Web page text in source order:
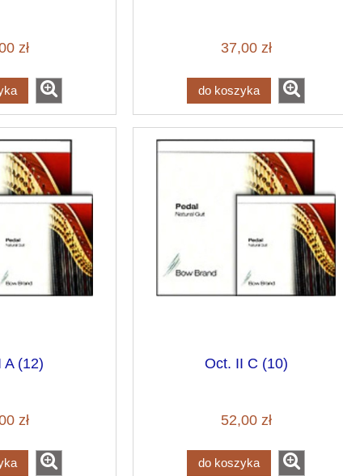
zł 37,00 zł
do koszyka
A (12)
zł
Oct. II C (10)
52,00 zł
do koszyka